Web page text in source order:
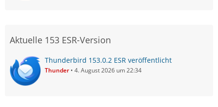
Aktuelle 153 ESR-Version
Thunderbird 153.0.2 ESR veröffentlicht
Thunder 4. August 2026 um 22:34